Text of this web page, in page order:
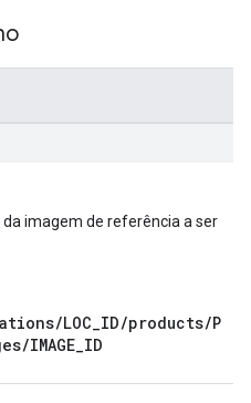
imagem de referência a ser
LOC_ID/products/P
IMAGE_ID